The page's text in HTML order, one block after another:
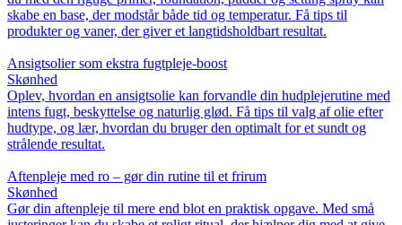
skabe en base, der modstår både tid og temperatur. Få tips til
produkter og vaner, der giver et langtidsholdbart resultat.
Ansigtsolier som ekstra fugtpleje-boost
Skønhed
Oplev, hvordan en ansigtsolie kan forvandle din hudplejerutine med
intens fugt, beskyttelse og naturlig glød. Få tips til valg af olie efter
hudtype, og lær, hvordan du bruger den optimalt for et sundt og
strålende resultat.
Aftenpleje med ro – gør din rutine til et frirum
Skønhed
Gør din aftenpleje til mere end blot en praktisk opgave. Med små